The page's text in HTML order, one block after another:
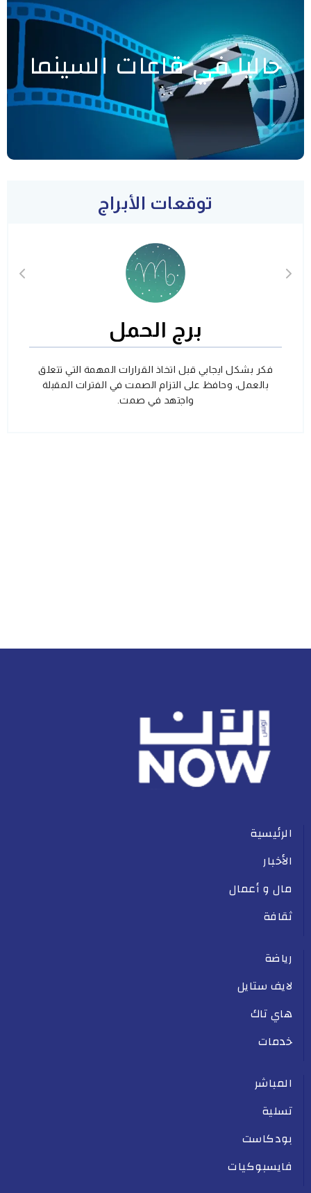
حاليا في قاعات السينما
توقعات الأبراج
برج الحمل
فكر بشكل ايجابي قبل اتخاذ القرارات المهمة التي تتعلق
بالعمل، وحافظ على التزام الصمت في الفترات المقبلة
واجتهد في صمت.
الرئيسية
الأخبار
مال و أعمال
ثقافة
رياضة
لايف ستايل
هاي تاك
خدمات
المباشر
تسلية
بودكاست
فايسبوكيات